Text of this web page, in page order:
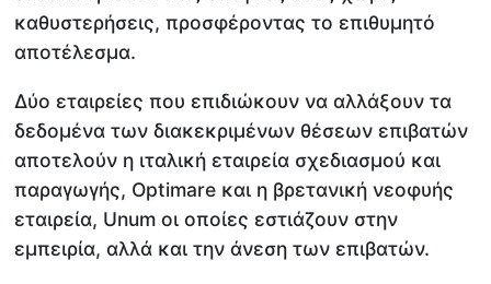
καθυστερήσεις, προσφέροντας το επιθυμητό
αποτέλεσμα.
Δύο εταιρείες που επιδιώκουν να αλλάξουν τα
δεδομένα των διακεκριμένων θέσεων επιβατών
αποτελούν η ιταλική εταιρεία σχεδιασμού και
παραγωγής, Optimare και η βρετανική νεοφυής
εταιρεία, Unum οι οποίες εστιάζουν στην
εμπειρία, αλλά και την άνεση των επιβατών.